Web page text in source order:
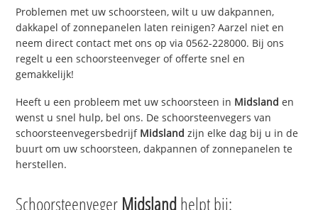
Problemen met uw schoorsteen, wilt u uw dakpannen,
dakkapel of zonnepanelen laten reinigen? Aarzel niet en
neem direct contact met ons op via 0562-228000. Bij ons
regelt u een schoorsteenveger of offerte snel en
gemakkelijk!
Heeft u een probleem met uw schoorsteen in Midsland en
wenst u snel hulp, bel ons. De schoorsteenvegers van
schoorsteenvegersbedrijf Midsland zijn elke dag bij u in de
buurt om uw schoorsteen, dakpannen of zonnepanelen te
herstellen.
Schoorsteenveger Midslandhelpt bij: